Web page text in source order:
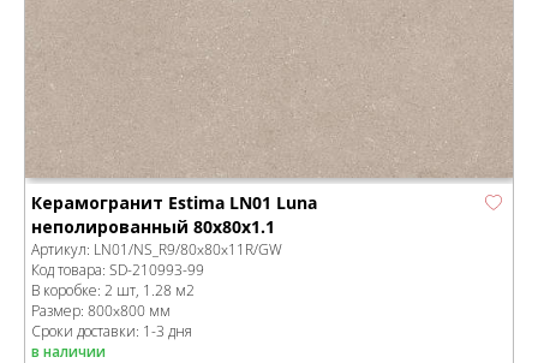
Керамогранит Estima LN01 Luna
неполированный 80x80x1.1
Артикул: LN01/NS_R9/80x80x11R/GW
Код товара: SD-210993-99
В коробке: 2 шт, 1.28 м2
Размер: 800x800 мм
Сроки доставки: 1-3 дня
в наличии